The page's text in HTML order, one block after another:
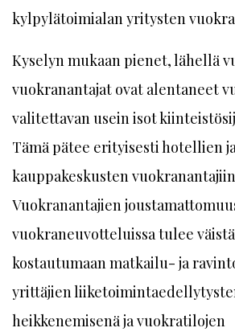
kylpylätoimialan yritysten
Kyselyn mukaan pienet, lähellä
vuokranantajat ovat alentaneet
valitettavan usein isot
Tämä pätee erityisesti hotellien
kauppakeskusten
Vuokranantajien
vuokraneuvotteluissa tulee
kostautumaan matkailu- ja
yrittäjien
heikkenemisenä ja vuokratilojen